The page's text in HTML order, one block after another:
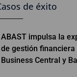
de éxito
ABAST impulsa la
de gestión
Business Central y